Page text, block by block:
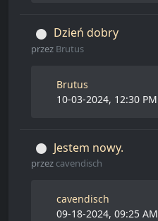
Dzień dobry
przez Brutus
Brutus
10-03-2024, 12:30 PM
Jestem nowy.
przez cavendisch
cavendisch
09-18-2024, 09:25 AM